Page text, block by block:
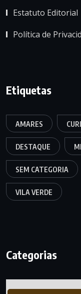
Estatuto Editorial
Política de
Etiquetas
AMARES
DESTAQUE
SEM CATEGORIA
VILA VERDE
Categorias